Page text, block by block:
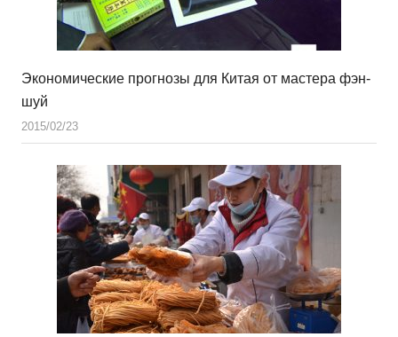
Экономические прогнозы для Китая от мастера фэн-
шуй
2015/02/23